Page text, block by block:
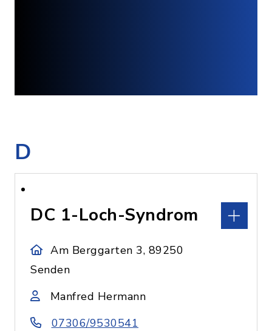
D
DC 1-Loch-Syndrom
Am Berggarten 3, 89250
Senden
Manfred Hermann
07306/9530541